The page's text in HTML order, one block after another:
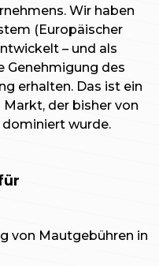
Wir haben
(Europäischer
– und als
Genehmigung des
erhalten. Das ist ein
der bisher von
wurde.
von Mautgebühren in